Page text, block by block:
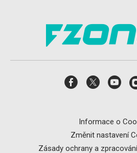
Informace o
Změnit nastavení
Zásady ochrany a